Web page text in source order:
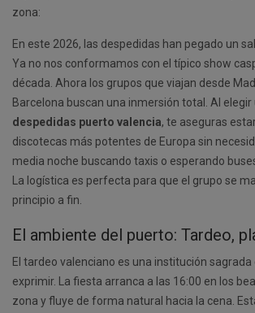
zona:
En este 2026, las despedidas han pegado un
Ya no nos conformamos con el típico show
década. Ahora los grupos que viajan desde
Barcelona buscan una inmersión total. Al elegir
despedidas puerto valencia, te aseguras
discotecas más potentes de Europa sin
media noche buscando taxis o esperando
La logística es perfecta para que el grupo se
principio a fin.
El ambiente del puerto: Tardeo,
El tardeo valenciano es una institución sagrada
exprimir. La fiesta arranca a las 16:00 en los
zona y fluye de forma natural hacia la cena.